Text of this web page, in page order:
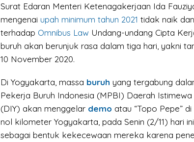
Surat Edaran Menteri Ketenagakerjaan Ida
mengenai upah minimum tahun 2021 tidak naik
terhadap Omnibus Law Undang-undang Cipta
buruh akan berunjuk rasa dalam tiga hari, yakni
10 November 2020.
Di Yogyakarta, massa buruh yang tergabung
Pekerja Buruh Indonesia (MPBI) Daerah
(DIY) akan menggelar demo atau “Topo Pepe”
nol kilometer Yogyakarta, pada Senin (2/11) hari
sebagai bentuk kekecewaan mereka karena